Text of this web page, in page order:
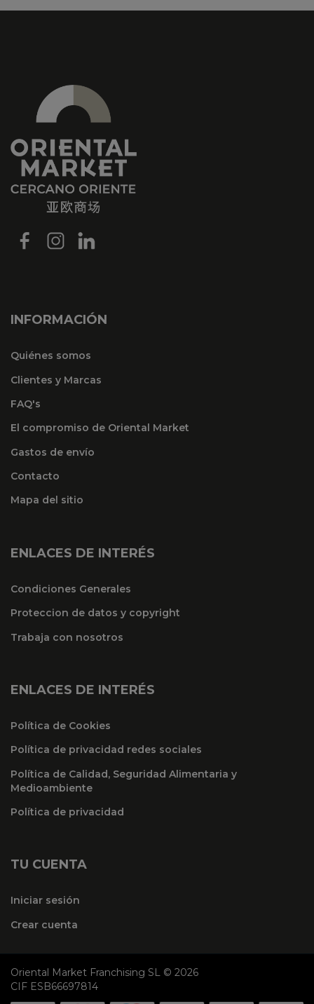
INFORMACIÓN
Quiénes somos
Clientes y Marcas
FAQ's
El compromiso de Oriental Market
Gastos de envío
Contacto
Mapa del sitio
ENLACES DE INTERÉS
Condiciones Generales
Proteccion de datos y copyright
Trabaja con nosotros
ENLACES DE INTERÉS
Política de Cookies
Política de privacidad redes sociales
Política de Calidad, Seguridad Alimentaria y
Medioambiente
Política de privacidad
TU CUENTA
Iniciar sesión
Crear cuenta
Oriental Market Franchising SL © 2026
CIF ESB66697814